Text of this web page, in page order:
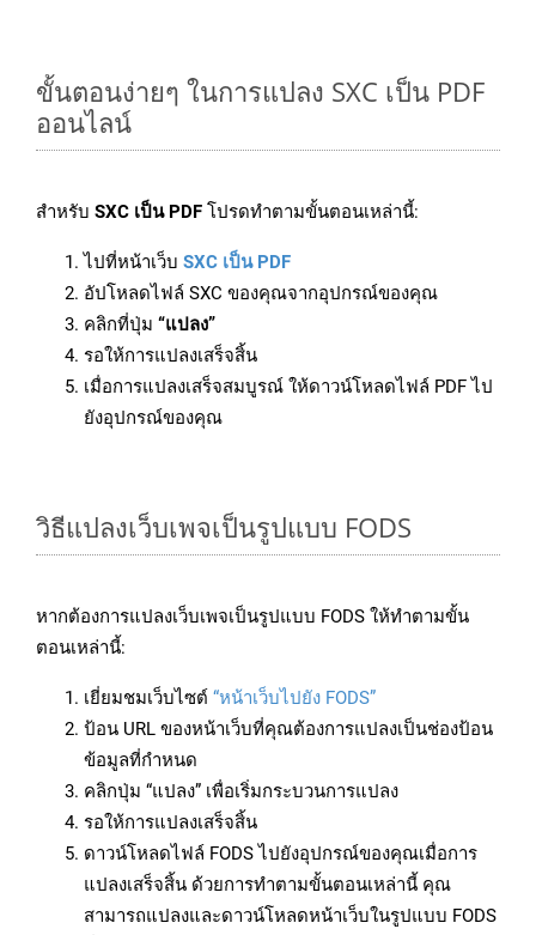
ขั้นตอนง่ายๆ ในการแปลง SXC เป็น PDF
ออนไลน์
สำหรับ SXC เป็น PDF โปรดทำตามขั้นตอนเหล่านี้:
ไปที่หน้าเว็บ SXC เป็น PDF
อัปโหลดไฟล์ SXC ของคุณจากอุปกรณ์ของคุณ
คลิกที่ปุ่ม “แปลง”
รอให้การแปลงเสร็จสิ้น
เมื่อการแปลงเสร็จสมบูรณ์ ให้ดาวน์โหลดไฟล์ PDF ไป
ยังอุปกรณ์ของคุณ
วิธีแปลงเว็บเพจเป็นรูปแบบ FODS
หากต้องการแปลงเว็บเพจเป็นรูปแบบ FODS ให้ทำตามขั้น
ตอนเหล่านี้:
เยี่ยมชมเว็บไซต์ “หน้าเว็บไปยัง FODS”
ป้อน URL ของหน้าเว็บที่คุณต้องการแปลงเป็นช่องป้อน
ข้อมูลที่กำหนด
คลิกปุ่ม “แปลง” เพื่อเริ่มกระบวนการแปลง
รอให้การแปลงเสร็จสิ้น
ดาวน์โหลดไฟล์ FODS ไปยังอุปกรณ์ของคุณเมื่อการ
แปลงเสร็จสิ้น ด้วยการทำตามขั้นตอนเหล่านี้ คุณ
สามารถแปลงและดาวน์โหลดหน้าเว็บในรูปแบบ FODS